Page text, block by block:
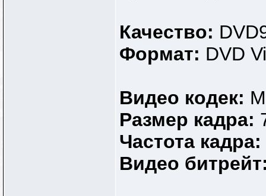
Качество:
Формат: DVD
Видео кодек:
Размер кадра:
Частота кадра:
Видео